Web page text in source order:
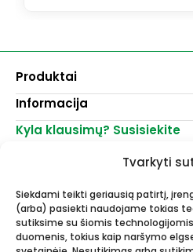
Tvarkyti
Siekdami teikti geriausią patirtį,
(arba) pasiekti naudojame tokias
sutiksime su šiomis
duomenis, tokius kaip naršymo
Produktai
Dažai
Dekoravimui
Lakai, skiedikliai
Akvarelinis popierius
Molbertai
Keramikams ir skulptoriams
FIMO modelinas
Informacija
Pirkimo taisyklės
Parduotuvės
Kyla klausimų? Susisiekite
info@menomuza.lt
Dailės, dailininkų
didmeninė ir